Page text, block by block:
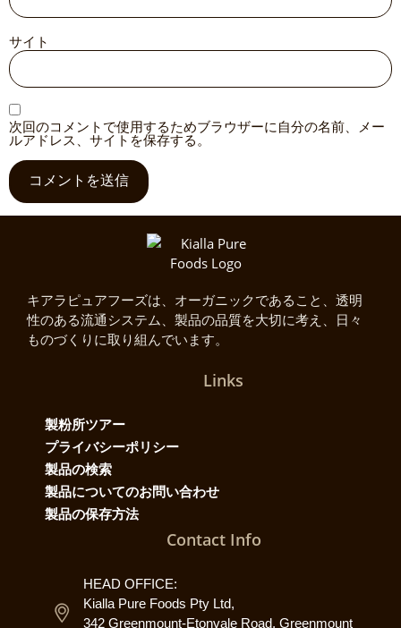
サイト
次回のコメントで使用するためブラウザーに自分の名前、メー
ルアドレス、サイトを保存する。
キアラピュアフーズは、オーガニックであること、透明
性のある流通システム、製品の品質を大切に考え、日々
ものづくりに取り組んでいます。
Links
製粉所ツアー
プライバシーポリシー
製品の検索
製品についてのお問い合わせ
製品の保存方法
Contact Info
HEAD OFFICE:
Kialla Pure Foods Pty Ltd,
342 Greenmount-Etonvale Road, Greenmount